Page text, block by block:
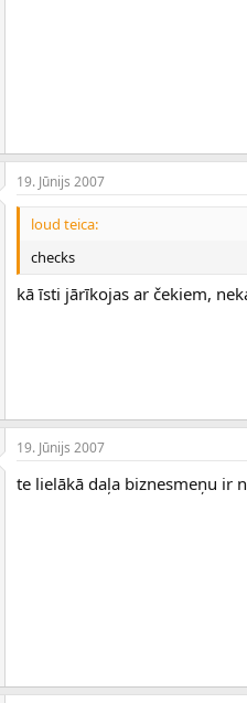
19. Jūnijs 2007
loud teica:
checks
kā īsti jārīkojas ar čekiem,
19. Jūnijs 2007
te lielākā daļa biznesmeņu ir